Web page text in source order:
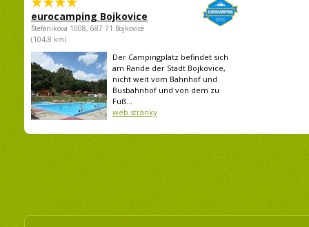
eurocamping Bojkovice
Štefánikova 1008, 687 71 Bojkovice
(104,8 km)
Der Campingplatz befindet sich
am Rande der Stadt Bojkovice,
nicht weit vom Bahnhof und
Busbahnhof und von dem zu
Fuß...
web stránky